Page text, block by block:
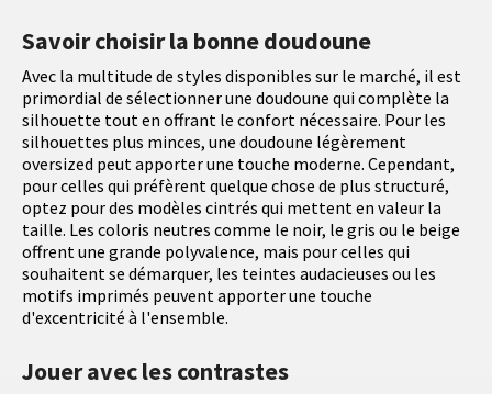
Savoir choisir la bonne doudoune
Avec la multitude de styles disponibles sur le marché, il est
primordial de sélectionner une doudoune qui complète la
silhouette tout en offrant le confort nécessaire. Pour les
silhouettes plus minces, une doudoune légèrement
oversized peut apporter une touche moderne. Cependant,
pour celles qui préfèrent quelque chose de plus structuré,
optez pour des modèles cintrés qui mettent en valeur la
taille. Les coloris neutres comme le noir, le gris ou le beige
offrent une grande polyvalence, mais pour celles qui
souhaitent se démarquer, les teintes audacieuses ou les
motifs imprimés peuvent apporter une touche
d'excentricité à l'ensemble.
Jouer avec les contrastes